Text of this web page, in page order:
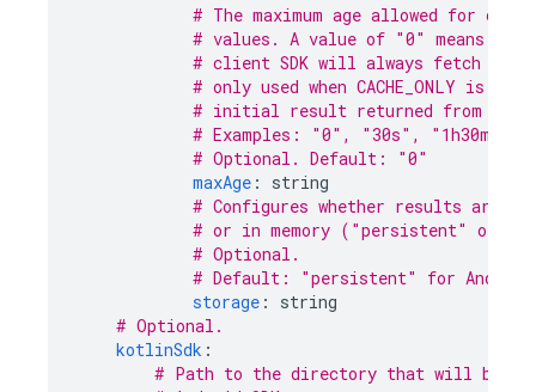
# The maximum age allowed for
# values. A value of "0" means that
# client SDK will always fetch
# only used when CACHE_ONLY is
# initial result returned from
# Examples: "0", "30s", "1h30m"
# Optional. Default: "0"
maxAge :
string
# Configures whether results are
# or in memory ("persistent" or
# Optional.
# Default: "persistent" for Android
storage :
string
# Optional.
kotlinSdk :
# Path to the directory that will be